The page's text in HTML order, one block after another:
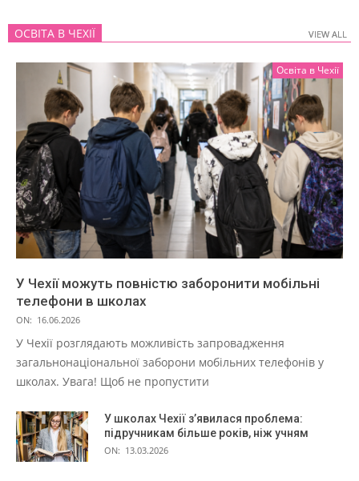
ОСВІТА В ЧЕХІЇ VIEW ALL
Освіта в Чехії
У Чехії можуть повністю заборонити мобільні
телефони в школах
ON: 16.06.2026
У Чехії розглядають можливість запровадження
загальнонаціональної заборони мобільних телефонів у
школах. Увага! Щоб не пропустити
У школах Чехії з’явилася проблема:
підручникам більше років, ніж учням
ON: 13.03.2026
VIEW ALL